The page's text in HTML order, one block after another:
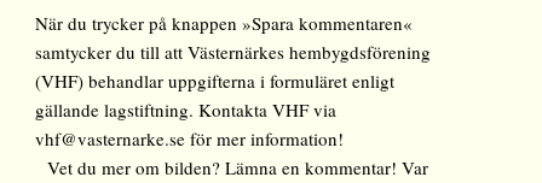
När du trycker på knappen »Spara kommentaren«
samtycker du till att Västernärkes hembygdsförening
(VHF) behandlar uppgifterna i formuläret enligt
gällande lagstiftning. Kontakta VHF via
vhf@vasternarke.se för mer information!
Vet du mer om bilden? Lämna en kommentar! Var